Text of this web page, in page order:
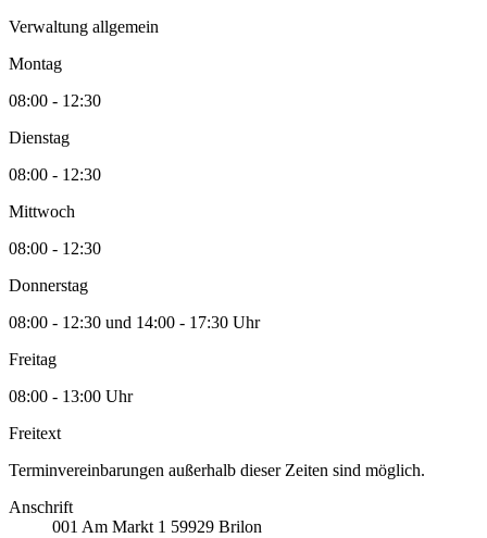
Verwaltung allgemein
Montag
08:00 - 12:30
Dienstag
08:00 - 12:30
Mittwoch
08:00 - 12:30
Donnerstag
08:00 - 12:30 und 14:00 - 17:30 Uhr
Freitag
08:00 - 13:00 Uhr
Freitext
Terminvereinbarungen außerhalb dieser Zeiten sind möglich.
Anschrift
001 Am Markt 1 59929 Brilon